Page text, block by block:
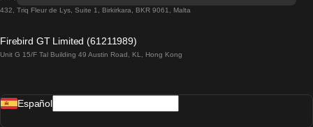
Tren De Lisboa A Lagos
Tren De Lisboa A Madrid
432, Triq Fleur de Lys, Suite 1, Birkirkara, BKR 9061, Malta
Firebird GT Limited (61211989)
Unit G 15/F Tal Building 49 Austin Road, KL, Hong Kong
Español